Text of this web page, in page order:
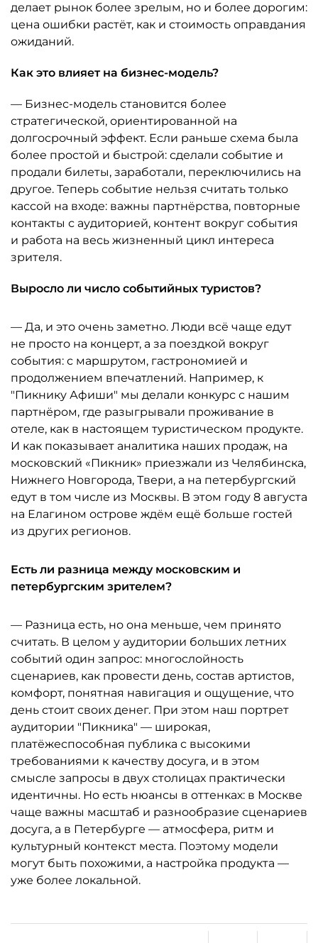
делает рынок более зрелым, но и более дорогим:
цена ошибки растёт, как и стоимость оправдания
ожиданий.
Как это влияет на бизнес-модель?
— Бизнес-модель становится более
стратегической, ориентированной на
долгосрочный эффект. Если раньше схема была
более простой и быстрой: сделали событие и
продали билеты, заработали, переключились на
другое. Теперь событие нельзя считать только
кассой на входе: важны партнёрства, повторные
контакты с аудиторией, контент вокруг события
и работа на весь жизненный цикл интереса
зрителя.
Выросло ли число событийных туристов?
— Да, и это очень заметно. Люди всё чаще едут
не просто на концерт, а за поездкой вокруг
события: с маршрутом, гастрономией и
продолжением впечатлений. Например, к
"Пикнику Афиши" мы делали конкурс с нашим
партнёром, где разыгрывали проживание в
отеле, как в настоящем туристическом продукте.
И как показывает аналитика наших продаж, на
московский «Пикник» приезжали из Челябинска,
Нижнего Новгорода, Твери, а на петербургский
едут в том числе из Москвы. В этом году 8 августа
на Елагином острове ждём ещё больше гостей
из других регионов.
Есть ли разница между московским и
петербургским зрителем?
— Разница есть, но она меньше, чем принято
считать. В целом у аудитории больших летних
событий один запрос: многослойность
сценариев, как провести день, состав артистов,
комфорт, понятная навигация и ощущение, что
день стоит своих денег. При этом наш портрет
аудитории "Пикника" — широкая,
платёжеспособная публика с высокими
требованиями к качеству досуга, и в этом
смысле запросы в двух столицах практически
идентичны. Но есть нюансы в оттенках: в Москве
чаще важны масштаб и разнообразие сценариев
досуга, а в Петербурге — атмосфера, ритм и
культурный контекст места. Поэтому модели
могут быть похожими, а настройка продукта —
уже более локальной.